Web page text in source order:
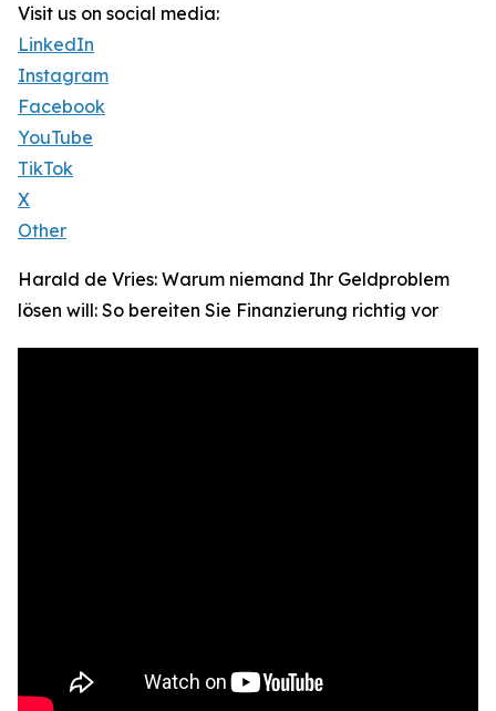
Visit us on social media:
LinkedIn
Instagram
Facebook
YouTube
TikTok
X
Other
Harald de Vries: Warum niemand Ihr Geldproblem
lösen will: So bereiten Sie Finanzierung richtig vor